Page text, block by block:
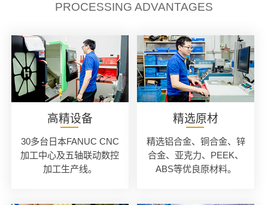
PROCESSING ADVANTAGES
高精设备
30多台日本FANUC CNC
加工中心及五轴联动数控
加工生产线。
精选原材
精选铝合金、铜合金、锌
合金、亚克力、PEEK、
ABS等优良原材料。